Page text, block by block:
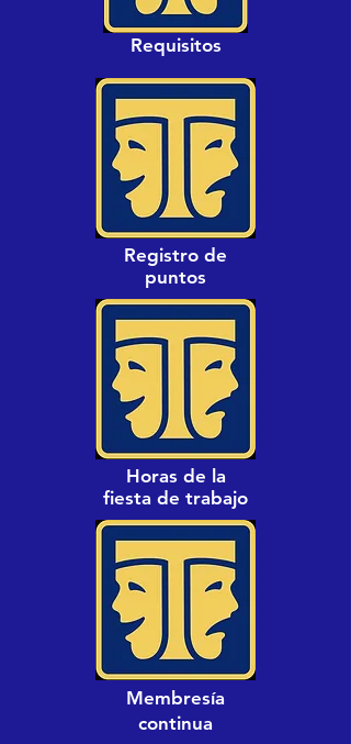
Requisitos
Registro de
puntos
Horas de la
fiesta de trabajo
Membresía
continua